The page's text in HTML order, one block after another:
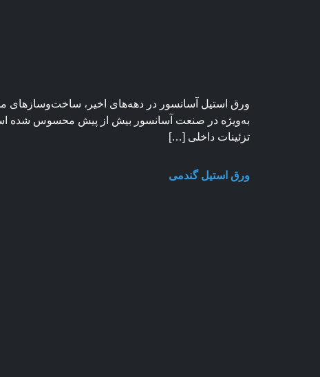
ورق استیل آسانسور در دهه‌های اخیر، ساخت‌وسازهای
به‌ویژه در صنعت آسانسور بیش از پیش محسوس شده
تزئینات داخلی […]
ورق استیل گندمی